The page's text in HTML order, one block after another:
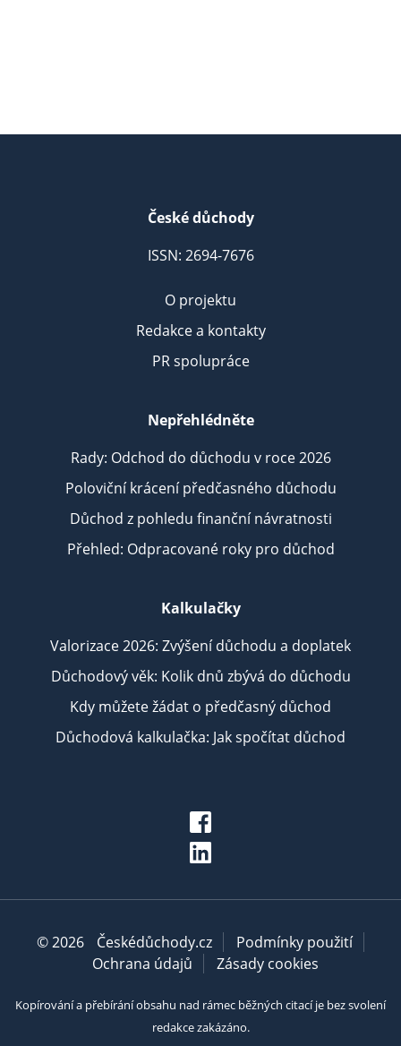
České důchody
ISSN: 2694-7676
O projektu
Redakce a kontakty
PR spolupráce
Nepřehlédněte
Rady: Odchod do důchodu v roce 2026
Poloviční krácení předčasného důchodu
Důchod z pohledu finanční návratnosti
Přehled: Odpracované roky pro důchod
Kalkulačky
Valorizace 2026: Zvýšení důchodu a doplatek
Důchodový věk: Kolik dnů zbývá do důchodu
Kdy můžete žádat o předčasný důchod
Důchodová kalkulačka: Jak spočítat důchod
© 2026 Českédůchody.cz
Podmínky použití
Ochrana údajů
Zásady cookies
Kopírování a přebírání obsahu nad rámec běžných citací je bez svolení
redakce zakázáno.